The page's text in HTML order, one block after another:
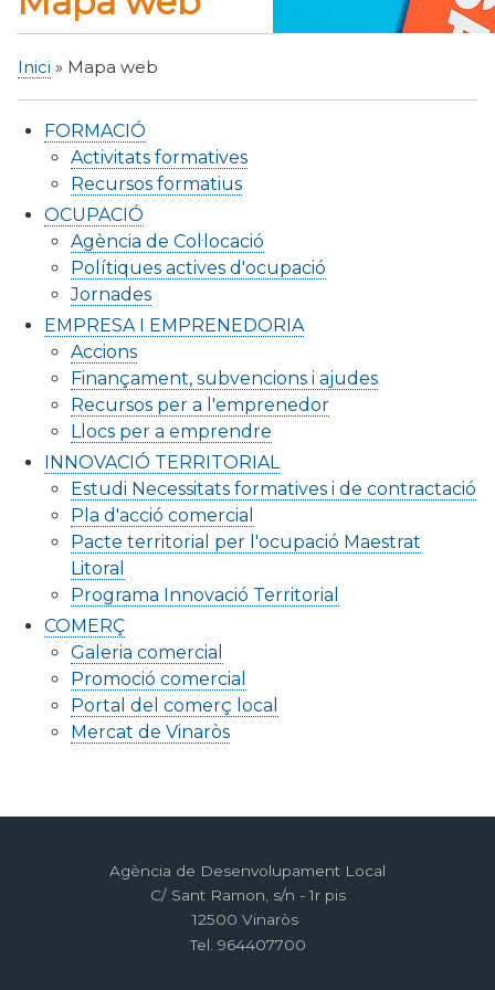
Inici Mapa web
FORMACIÓ
Activitats formatives
Recursos formatius
OCUPACIÓ
Agència de Col·locació
Polítiques actives d'ocupació
Jornades
EMPRESA I EMPRENEDORIA
Accions
Finançament, subvencions i ajudes
Recursos per a l'emprenedor
Llocs per a emprendre
INNOVACIÓ TERRITORIAL
Estudi Necessitats formatives i de contractació
Pla d'acció comercial
Pacte territorial per l'ocupació Maestrat
Litoral
Programa Innovació Territorial
COMERÇ
Galeria comercial
Promoció comercial
Portal del comerç local
Mercat de Vinaròs
Agència de Desenvolupament Local
C/ Sant Ramon, s/n - 1r pis
12500 Vinaròs
Tel. 964407700